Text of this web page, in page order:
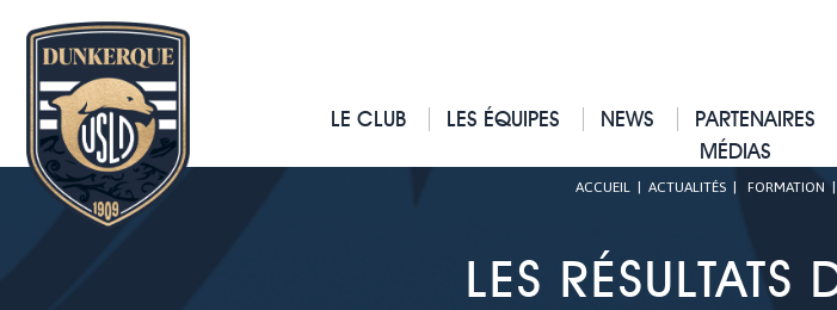
LE CLUB LES ÉQUIPES NEWS PARTENAIRES
MÉDIAS
ACCUEIL ACTUALITÉS FORMATION
LES RÉSULTATS